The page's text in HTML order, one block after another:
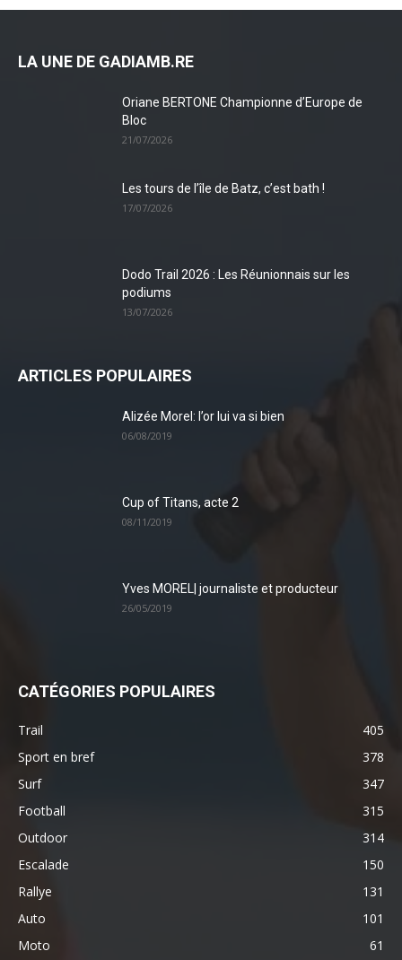
LA UNE DE GADIAMB.RE
Oriane BERTONE Championne d’Europe de
Bloc
21/07/2026
Les tours de l’île de Batz, c’est bath !
17/07/2026
Dodo Trail 2026 : Les Réunionnais sur les
podiums
13/07/2026
ARTICLES POPULAIRES
Alizée Morel: l’or lui va si bien
06/08/2019
Cup of Titans, acte 2
08/11/2019
Yves MOREL| journaliste et producteur
26/05/2019
CATÉGORIES POPULAIRES
Trail
405
Sport en bref
378
Surf
347
Football
315
Outdoor
314
Escalade
150
Rallye
131
Auto
101
Moto
61